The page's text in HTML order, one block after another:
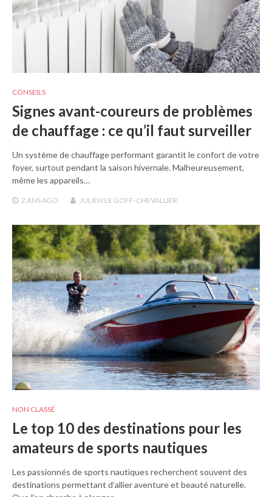
CONSEILS
Signes avant-coureurs de problèmes
de chauffage : ce qu’il faut surveiller
Un système de chauffage performant garantit le confort de votre
foyer, surtout pendant la saison hivernale. Malheureusement,
même les appareils…
2 ANS AGO JULIEN LE GOFF-CHEVALLIER
NON CLASSÉ
Le top 10 des destinations pour les
amateurs de sports nautiques
Les passionnés de sports nautiques recherchent souvent des
destinations permettant d’allier aventure et beauté naturelle.